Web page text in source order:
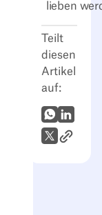
lieben
Teilt
diesen
Artikel
auf:
WhatsApp
X (Twitter)
Link